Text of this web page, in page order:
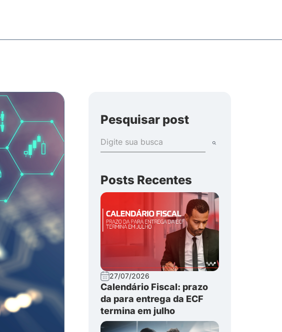
Pesquisar post
Posts Recentes
27/07/2026
Calendário Fiscal: prazo
da para entrega da ECF
termina em julho